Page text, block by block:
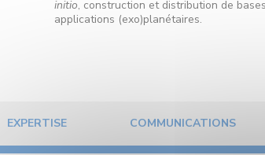
initio, construction et distribution de
applications (exo)planétaires.
EXPERTISE COMMUNICATIONS